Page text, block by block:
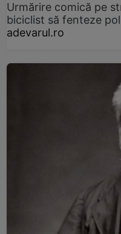
Urmărire comică pe
biciclist să fenteze
adevarul.ro